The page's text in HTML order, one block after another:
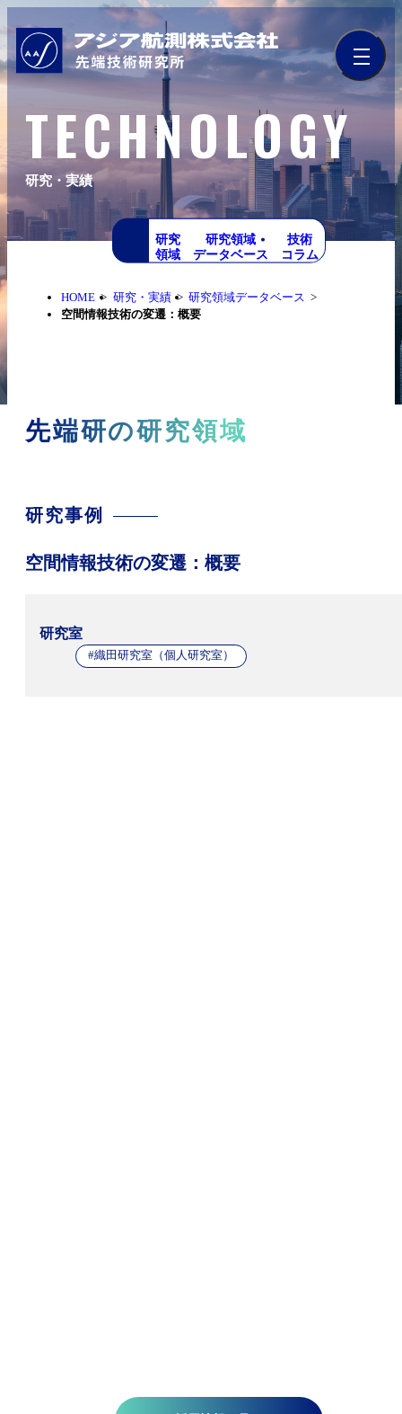
TECHNOLOGY
研究・実績
研究
領域
研究領域
データベース
技術
コラム
HOME 研究・実績
研究領域データベース
空間情報技術の変遷：概要
先端研の研究領域
研究事例
空間情報技術の変遷：概要
研究室
#織田研究室（個人研究室）